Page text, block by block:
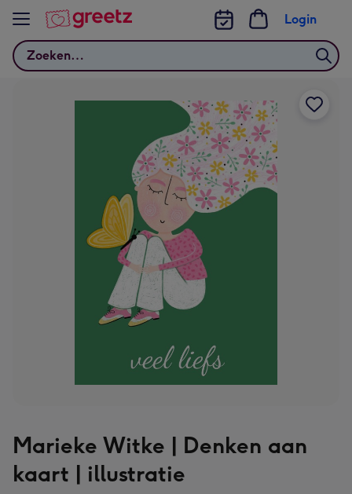
Bekijk meer
Zoeken
Login
Marieke Witke | Denken aan
kaart | illustratie